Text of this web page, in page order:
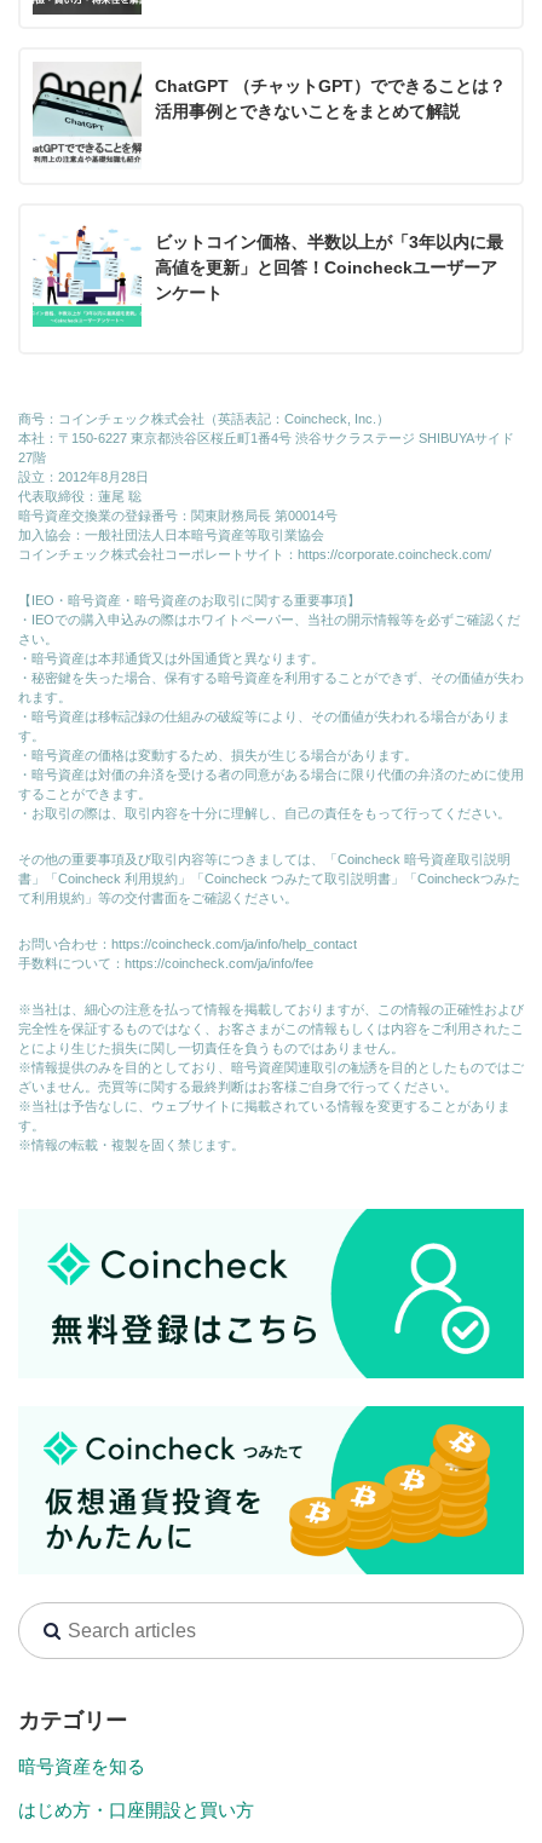
ChatGPT （チャットGPT）でできることは？
活用事例とできないことをまとめて解説
ビットコイン価格、半数以上が「3年以内に最
高値を更新」と回答！Coincheckユーザーア
ンケート
商号：コインチェック株式会社（英語表記：Coincheck, Inc.）
本社：〒150-6227 東京都渋谷区桜丘町1番4号 渋谷サクラステージ SHIBUYAサイド
27階
設立：2012年8月28日
代表取締役：蓮尾 聡
暗号資産交換業の登録番号：関東財務局長 第00014号
加入協会：一般社団法人日本暗号資産等取引業協会
コインチェック株式会社コーポレートサイト： https://corporate.coincheck.com/
【IEO・暗号資産・暗号資産のお取引に関する重要事項】
・IEOでの購入申込みの際はホワイトペーパー、当社の開示情報等を必ずご確認くだ
さい。
・暗号資産は本邦通貨又は外国通貨と異なります。
・秘密鍵を失った場合、保有する暗号資産を利用することができず、その価値が失わ
れます。
・暗号資産は移転記録の仕組みの破綻等により、その価値が失われる場合がありま
す。
・暗号資産の価格は変動するため、損失が生じる場合があります。
・暗号資産は対価の弁済を受ける者の同意がある場合に限り代価の弁済のために使⽤
することができます。
・お取引の際は、取引内容を十分に理解し、自己の責任をもって行ってください。
その他の重要事項及び取引内容等につきましては、「Coincheck 暗号資産取引説明
書」「Coincheck 利用規約」「Coincheck つみたて取引説明書」「Coincheckつみた
て利用規約」等の交付書面をご確認ください。
お問い合わせ： https://coincheck.com/ja/info/help_contact
手数料について： https://coincheck.com/ja/info/fee
※当社は、細心の注意を払って情報を掲載しておりますが、この情報の正確性および
完全性を保証するものではなく、お客さまがこの情報もしくは内容をご利用されたこ
とにより生じた損失に関し一切責任を負うものではありません。
※情報提供のみを目的としており、暗号資産関連取引の勧誘を目的としたものではご
ざいません。売買等に関する最終判断はお客様ご自身で行ってください。
※当社は予告なしに、ウェブサイトに掲載されている情報を変更することがありま
す。
※情報の転載・複製を固く禁じます。
カテゴリー
暗号資産を知る
はじめ方・口座開設と買い方